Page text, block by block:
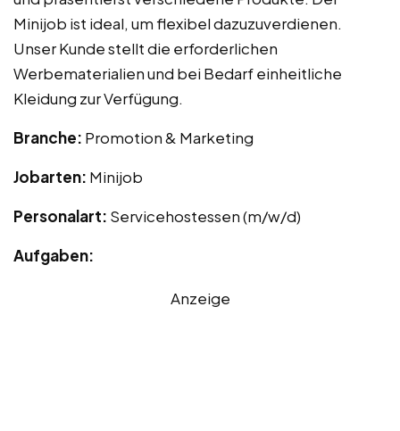
Minijob ist ideal, um flexibel dazuzuverdienen.
Unser Kunde stellt die erforderlichen
Werbematerialien und bei Bedarf einheitliche
Kleidung zur Verfügung.
Branche: Promotion & Marketing
Jobarten: Minijob
Personalart: Servicehostessen (m/w/d)
Aufgaben:
Anzeige